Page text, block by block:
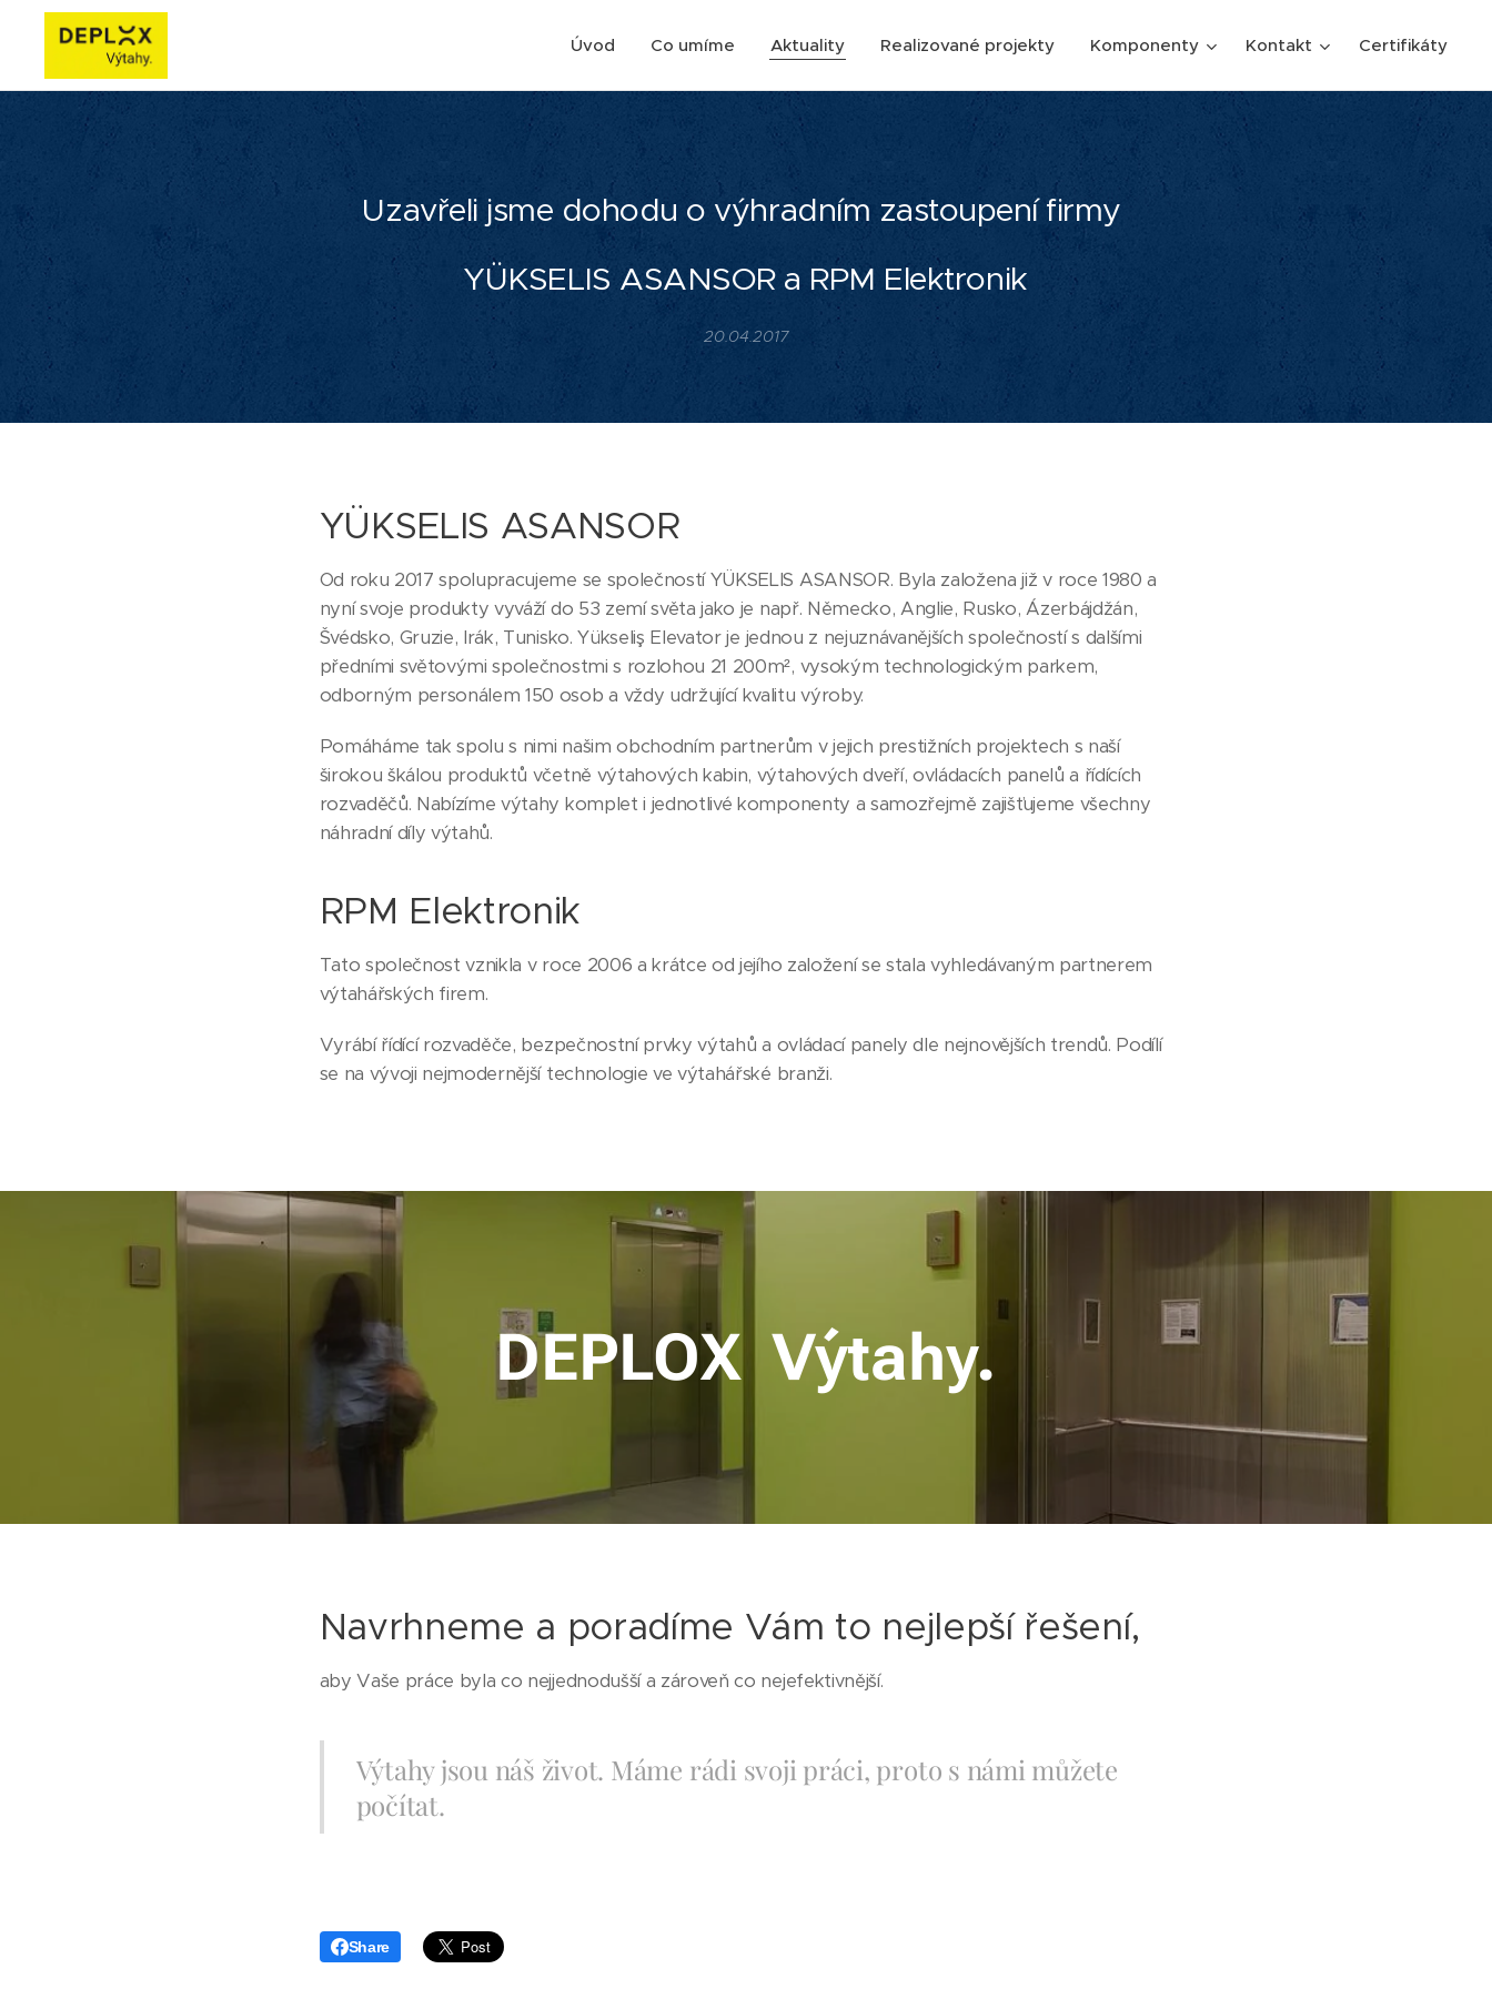
Úvod Co umíme Aktuality Realizované projekty Komponenty Kontakt Certifikáty
Uzavřeli jsme dohodu o výhradním zastoupení firmy
YÜKSELIS ASANSOR a RPM Elektronik
20.04.2017
YÜKSELIS ASANSOR
Od roku 2017 spolupracujeme se společností YÜKSELIS ASANSOR. Byla založena již v roce 1980 a
nyní svoje produkty vyváží do 53 zemí světa jako je např. Německo, Anglie, Rusko, Ázerbájdžán,
Švédsko, Gruzie, Irák, Tunisko. Yükseliş Elevator je jednou z nejuznávanějších společností s dalšími
předními světovými společnostmi s rozlohou 21 200m², vysokým technologickým parkem,
odborným personálem 150 osob a vždy udržující kvalitu výroby.
Pomáháme tak spolu s nimi našim obchodním partnerům v jejich prestižních projektech s naší
širokou škálou produktů včetně výtahových kabin, výtahových dveří, ovládacích panelů a řídících
rozvaděčů. Nabízíme výtahy komplet i jednotlivé komponenty a samozřejmě zajišťujeme všechny
náhradní díly výtahů.
RPM Elektronik
Tato společnost vznikla v roce 2006 a krátce od jejího založení se stala vyhledávaným partnerem
výtahářských firem.
Vyrábí řídící rozvaděče, bezpečnostní prvky výtahů a ovládací panely dle nejnovějších trendů. Podílí
se na vývoji nejmodernější technologie ve výtahářské branži.
DEPLOX Výtahy.
Navrhneme a poradíme Vám to nejlepší řešení,
aby Vaše práce byla co nejjednodušší a zároveň co nejefektivnější.
Výtahy jsou náš život. Máme rádi svoji práci, proto s námi můžete
počítat.
Share